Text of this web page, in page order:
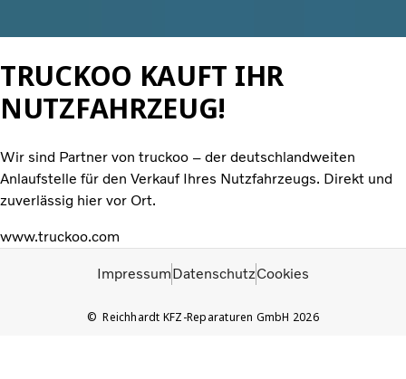
TRUCKOO KAUFT IHR
NUTZFAHRZEUG!
Wir sind Partner von truckoo – der deutschlandweiten
Anlaufstelle für den Verkauf Ihres Nutzfahrzeugs. Direkt und
zuverlässig hier vor Ort.
www.truckoo.com
Reichhardt KFZ-Reparaturen GmbH 2026
ImpressumDatenschutzCookies